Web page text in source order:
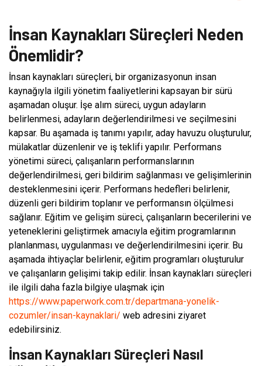
İnsan Kaynakları Süreçleri Neden
Önemlidir?
İnsan kaynakları süreçleri, bir organizasyonun insan
kaynağıyla ilgili yönetim faaliyetlerini kapsayan bir sürü
aşamadan oluşur. İşe alım süreci, uygun adayların
belirlenmesi, adayların değerlendirilmesi ve seçilmesini
kapsar. Bu aşamada iş tanımı yapılır, aday havuzu oluşturulur,
mülakatlar düzenlenir ve iş teklifi yapılır. Performans
yönetimi süreci, çalışanların performanslarının
değerlendirilmesi, geri bildirim sağlanması ve gelişimlerinin
desteklenmesini içerir. Performans hedefleri belirlenir,
düzenli geri bildirim toplanır ve performansın ölçülmesi
sağlanır. Eğitim ve gelişim süreci, çalışanların becerilerini ve
yeteneklerini geliştirmek amacıyla eğitim programlarının
planlanması, uygulanması ve değerlendirilmesini içerir. Bu
aşamada ihtiyaçlar belirlenir, eğitim programları oluşturulur
ve çalışanların gelişimi takip edilir. İnsan kaynakları süreçleri
ile ilgili daha fazla bilgiye ulaşmak için
https://www.paperwork.com.tr/departmana-yonelik-
cozumler/insan-kaynaklari/ web adresini ziyaret
edebilirsiniz.
İnsan Kaynakları Süreçleri Nasıl